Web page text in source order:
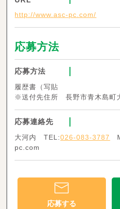
http://www.asc-pc.com/
応募方法
応募方法
履歴書（写貼
※送付先住所 長野市青木島町
応募連絡先
大河内 TEL:026-083-3787
pc.com
応募する